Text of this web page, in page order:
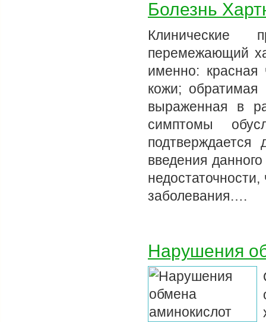
Болезнь
Клинические
перемежающий
именно: красная
кожи; обратимая
выраженная в
симптомы
введения
заболевания….
Нарушения